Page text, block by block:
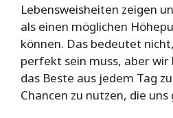
Lebensweisheiten zeigen
als einen möglichen
können. Das bedeutet
perfekt sein muss, aber wir
das Beste aus jedem Tag
Chancen zu nutzen, die